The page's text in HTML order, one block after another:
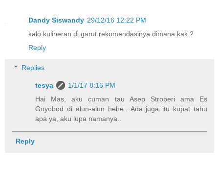
Dandy Siswandy 29/12/16 12:22 PM
kalo kulineran di garut rekomendasinya dimana kak ?
Reply
Replies
tesya
1/1/17 8:16 PM
Hai Mas, aku cuman tau Asep Stroberi ama Es
Goyobod di alun-alun hehe.. Ada juga itu kupat tahu
apa ya, aku lupa namanya..
Reply